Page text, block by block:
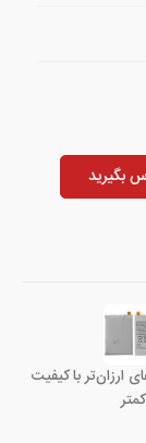
بگیرید
ارزان‌تر با کیفیت
کمتر